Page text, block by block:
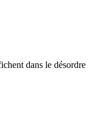
dans le désordre